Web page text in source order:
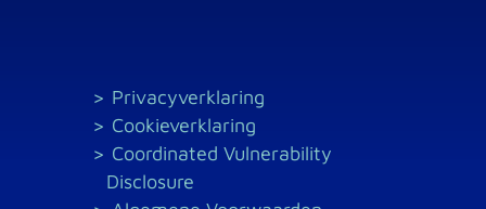
Privacyverklaring
Cookieverklaring
Coordinated Vulnerability
Disclosure